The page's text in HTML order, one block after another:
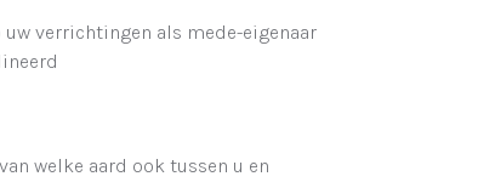
verrichtingen als mede-eigenaar
welke aard ook tussen u en